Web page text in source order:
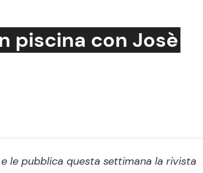
Le Ricette in TV
piscina con Josè
le pubblica questa settimana la rivista